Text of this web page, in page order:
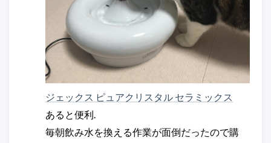
ジェックス ピュアクリスタル セラミックス
あると便利.
毎朝飲み水を換える作業が面倒だったので購